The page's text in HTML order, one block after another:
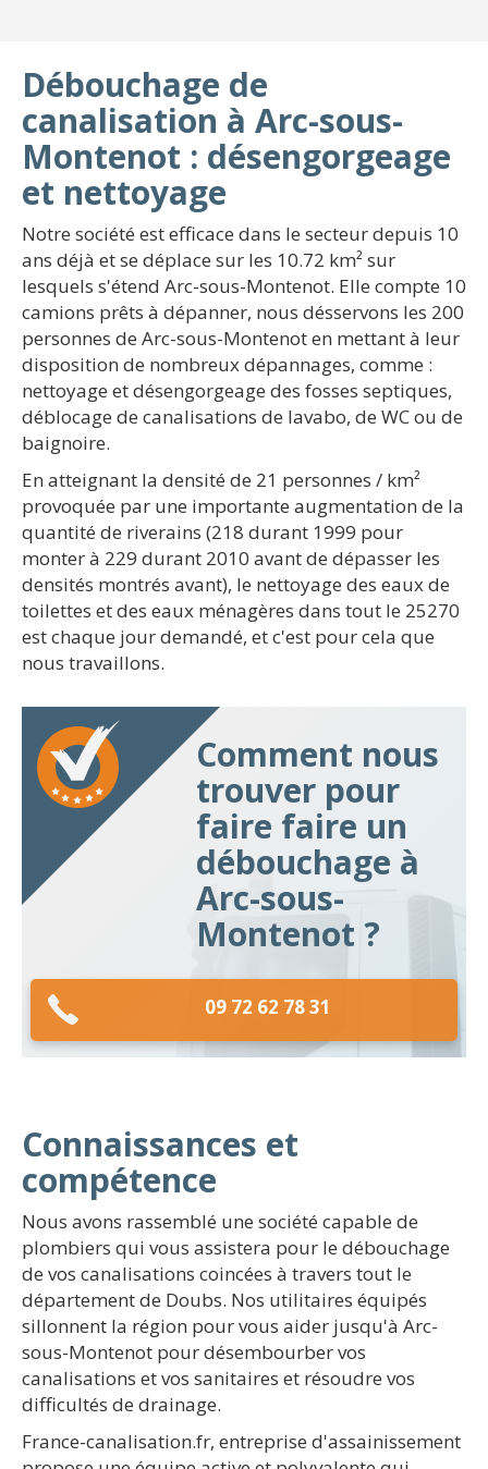
Débouchage de
canalisation à Arc-sous-
Montenot : désengorgeage
et nettoyage
Notre société est efficace dans le secteur depuis 10
ans déjà et se déplace sur les 10.72 km² sur
lesquels s'étend Arc-sous-Montenot. Elle compte 10
camions prêts à dépanner, nous désservons les 200
personnes de Arc-sous-Montenot en mettant à leur
disposition de nombreux dépannages, comme :
nettoyage et désengorgeage des fosses septiques,
déblocage de canalisations de lavabo, de WC ou de
baignoire.
En atteignant la densité de 21 personnes / km²
provoquée par une importante augmentation de la
quantité de riverains (218 durant 1999 pour
monter à 229 durant 2010 avant de dépasser les
densités montrés avant), le nettoyage des eaux de
toilettes et des eaux ménagères dans tout le 25270
est chaque jour demandé, et c'est pour cela que
nous travaillons.
Comment nous
trouver pour
faire faire un
débouchage à
Arc-sous-
Montenot ?
09 72 62 78 31
Connaissances et
compétence
Nous avons rassemblé une société capable de
plombiers qui vous assistera pour le débouchage
de vos canalisations coincées à travers tout le
département de Doubs. Nos utilitaires équipés
sillonnent la région pour vous aider jusqu'à Arc-
sous-Montenot pour désembourber vos
canalisations et vos sanitaires et résoudre vos
difficultés de drainage.
France-canalisation.fr, entreprise d'assainissement